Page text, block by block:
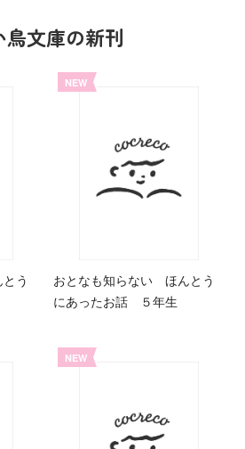
鳥文庫の新刊
う
NEW
おとなも知らない ほんとう
にあったお話 ５年生
NEW